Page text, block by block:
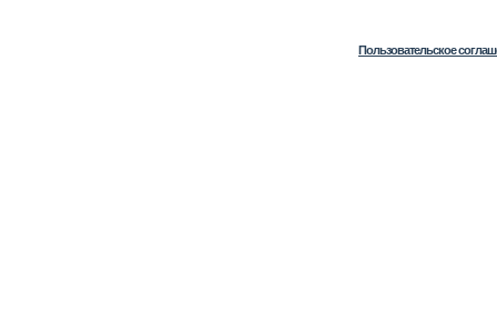
Пользовательское